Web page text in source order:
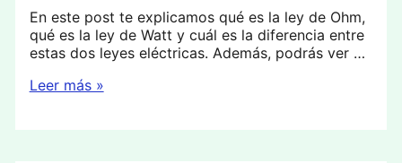
En este post te explicamos qué es la ley de Ohm,
qué es la ley de Watt y cuál es la diferencia entre
estas dos leyes eléctricas. Además, podrás ver …
Ley
Leer más »